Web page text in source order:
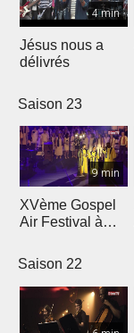
4 min
Jésus nous a
délivrés
Saison 23
9 min
XVème Gospel
Air Festival à
Saison 22